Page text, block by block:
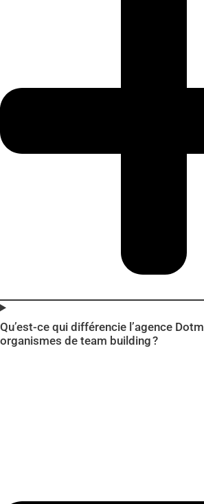
Qu’est-ce qui différencie l’agence
organismes de team building ?